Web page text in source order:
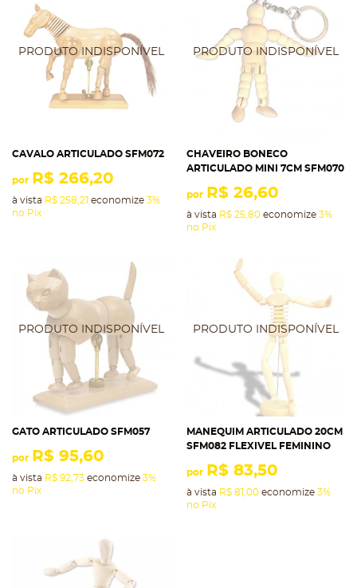
CAVALO ARTICULADO SFM072
por R$ 266,20
à vista R$ 258,21 economize 3%
no Pix
CHAVEIRO BONECO
ARTICULADO MINI 7CM SFM070
por R$ 26,60
à vista R$ 25,80 economize 3%
no Pix
GATO ARTICULADO SFM057
por R$ 95,60
à vista R$ 92,73 economize 3%
no Pix
MANEQUIM ARTICULADO 20CM
SFM082 FLEXIVEL FEMININO
por R$ 83,50
à vista R$ 81,00 economize 3%
no Pix